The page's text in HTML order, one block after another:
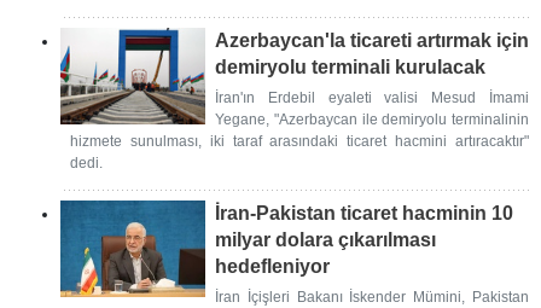
Azerbaycan'la ticareti artırmak için
demiryolu terminali kurulacak
İran'ın Erdebil eyaleti valisi Mesud İmami
Yegane, "Azerbaycan ile demiryolu terminalinin
hizmete sunulması, iki taraf arasındaki ticaret hacmini artıracaktır"
dedi.
İran-Pakistan ticaret hacminin 10
milyar dolara çıkarılması
hedefleniyor
İran İçişleri Bakanı İskender Mümini, Pakistan